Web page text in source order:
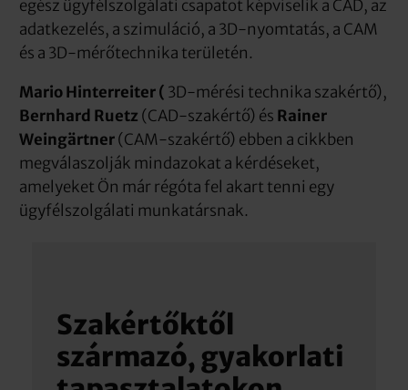
egész ügyfélszolgálati csapatot képviselik a CAD, az
adatkezelés, a szimuláció, a 3D-nyomtatás, a CAM
és a 3D-mérőtechnika területén.
Mario Hinterreiter ( 3D-mérési technika szakértő),
Bernhard Ruetz (CAD-szakértő) és Rainer
Weingärtner(CAM-szakértő) ebben a cikkben
megválaszolják mindazokat a kérdéseket,
amelyeket Ön már régóta fel akart tenni egy
ügyfélszolgálati munkatársnak.
Szakértőktől
származó, gyakorlati